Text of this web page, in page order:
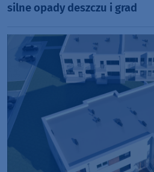
silne opady deszczu i grad